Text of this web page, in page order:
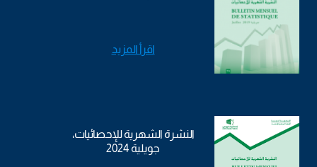
اقرأ المزيد
النشرة الشهرية للإحصائيات،
جويلية 2024